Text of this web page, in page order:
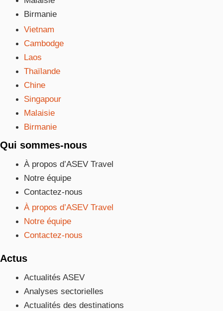
Birmanie
Vietnam
Cambodge
Laos
Thaïlande
Chine
Singapour
Malaisie
Birmanie
Qui sommes-nous
À propos d’ASEV Travel
Notre équipe
Contactez-nous
À propos d’ASEV Travel
Notre équipe
Contactez-nous
Actus
Actualités ASEV
Analyses sectorielles
Actualités des destinations